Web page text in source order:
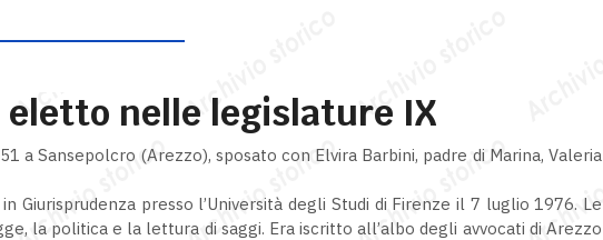
eletto nelle legislature IX
a Sansepolcro (Arezzo), sposato con Elvira Barbini, padre di Marina, Valeria
Giurisprudenza presso l’Università degli Studi di Firenze il 7 luglio 1976. Le
la politica e la lettura di saggi. Era iscritto all’albo degli avvocati di Arezzo